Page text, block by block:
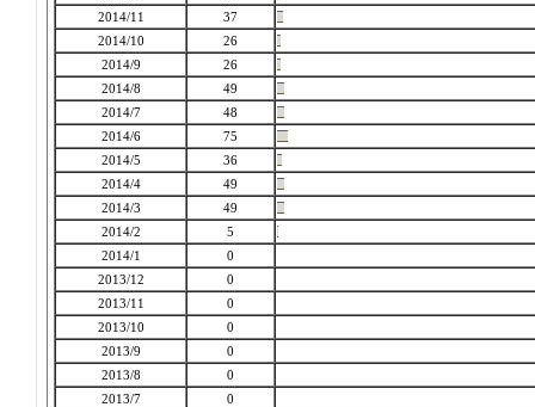
2014/11
37
2014/10
26
2014/9
26
2014/8
49
2014/7
48
2014/6
75
2014/5
36
2014/4
49
2014/3
49
2014/2
5
2014/1
0
2013/12
0
2013/11
0
2013/10
0
2013/9
0
2013/8
0
2013/7
0